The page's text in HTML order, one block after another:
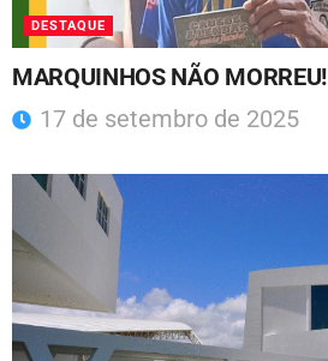
DESTAQUE
MARQUINHOS NÃO MORREU!
17 de setembro de 2025